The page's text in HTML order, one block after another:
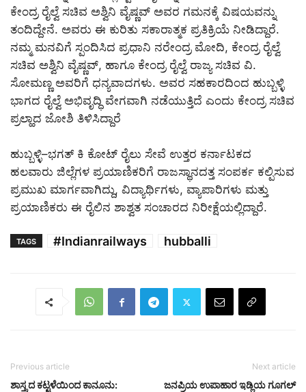
ಕೇಂದ್ರ ರೈಲ್ವೆ ಸಚಿವ ಅಶ್ವಿನಿ ವೈಷ್ಣವ್ ಅವರ ಗಮನಕ್ಕೆ ವಿಷಯವನ್ನು
ತಂದಿದ್ದೇನೆ. ಅವರು ಈ ಕುರಿತು ಸಕಾರಾತ್ಮಕ ಪ್ರತಿಕ್ರಿಯೆ ನೀಡಿದ್ದಾರೆ.
ನಮ್ಮ ಮನವಿಗೆ ಸ್ಪಂದಿಸಿದ ಪ್ರಧಾನಿ ನರೇಂದ್ರ ಮೋದಿ, ಕೇಂದ್ರ ರೈಲ್ವೆ
ಸಚಿವ ಅಶ್ವಿನಿ ವೈಷ್ಣವ್, ಹಾಗೂ ಕೇಂದ್ರ ರೈಲ್ವೆ ರಾಜ್ಯ ಸಚಿವ ವಿ.
ಸೋಮಣ್ಣ ಅವರಿಗೆ ಧನ್ಯವಾದಗಳು. ಅವರ ಸಹಕಾರದಿಂದ ಹುಬ್ಬಳ್ಳಿ
ಭಾಗದ ರೈಲ್ವೆ ಅಭಿವೃದ್ಧಿ ವೇಗವಾಗಿ ನಡೆಯುತ್ತಿದೆ ಎಂದು ಕೇಂದ್ರ ಸಚಿವ
ಪ್ರಲ್ಹಾದ ಜೋಶಿ ತಿಳಿಸಿದ್ದಾರೆ
ಹುಬ್ಬಳ್ಳಿ–ಭಗತ್ ಕಿ ಕೋಟ್ ರೈಲು ಸೇವೆ ಉತ್ತರ ಕರ್ನಾಟಕದ
ಹಲವಾರು ಜಿಲ್ಲೆಗಳ ಪ್ರಯಾಣಿಕರಿಗೆ ರಾಜಸ್ಥಾನದತ್ತ ಸಂಪರ್ಕ ಕಲ್ಪಿಸುವ
ಪ್ರಮುಖ ಮಾರ್ಗವಾಗಿದ್ದು, ವಿದ್ಯಾರ್ಥಿಗಳು, ವ್ಯಾಪಾರಿಗಳು ಮತ್ತು
ಪ್ರಯಾಣಿಕರು ಈ ರೈಲಿನ ಶಾಶ್ವತ ಸಂಚಾರದ ನಿರೀಕ್ಷೆಯಲ್ಲಿದ್ದಾರೆ.
TAGS #Indianrailways hubballi
Previous article
ಶಾಸ್ತ್ರದ ಕಟ್ಟಳೆಯಿಂದ ಕಾನೂನು:
Next article
ಜನಪ್ರಿಯ ಉಪಾಹಾರ ಇಡ್ಲಿಯ ಗೂಗಲ್